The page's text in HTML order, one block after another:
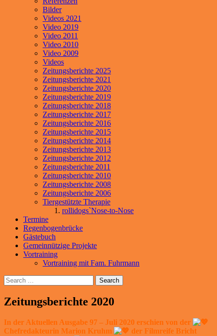
Bilder
Videos 2021
Video 2019
Video 2011
Video 2010
Video 2009
Videos
Zeitungsberichte 2025
Zeitungsberichte 2021
Zeitungsberichte 2020
Zeitungsberichte 2019
Zeitungsberichte 2018
Zeitungsberichte 2017
Zeitungsberichte 2016
Zeitungsberichte 2015
Zeitungsberichte 2014
Zeitungsberichte 2013
Zeitungsberichte 2012
Zeitungsberichte 2011
Zeitungsberichte 2010
Zeitungsberichte 2008
Zeitungsberichte 2006
Tiergestützte Therapie
rollidogs`Nose-to-Nose
Termine
Regenbogenbrücke
Gästebuch
Gemeinnützige Projekte
Vortraining
Vortraining mit Fam. Fuhrmann
Search
Zeitungsberichte 2020
In der Aktuellen Ausgabe 97 – Juli 2020 erschien von der
Chefredakteurin Marion Kruhm
der Filmreife Bricht